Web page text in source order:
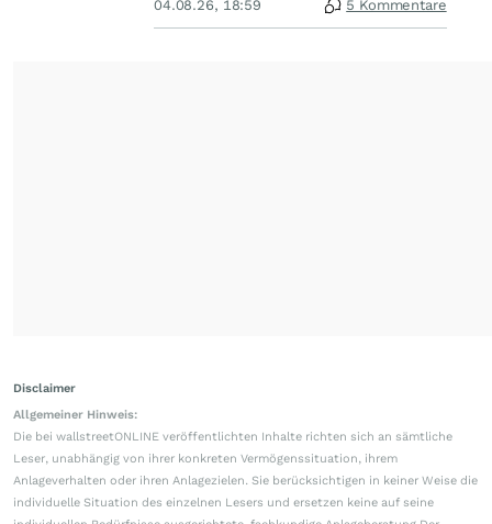
04.08.26, 18:59 5 Kommentare
Disclaimer
Allgemeiner Hinweis:
Die bei wallstreetONLINE veröffentlichten Inhalte richten sich an sämtliche
Leser, unabhängig von ihrer konkreten Vermögenssituation, ihrem
Anlageverhalten oder ihren Anlagezielen. Sie berücksichtigen in keiner Weise die
individuelle Situation des einzelnen Lesers und ersetzen keine auf seine